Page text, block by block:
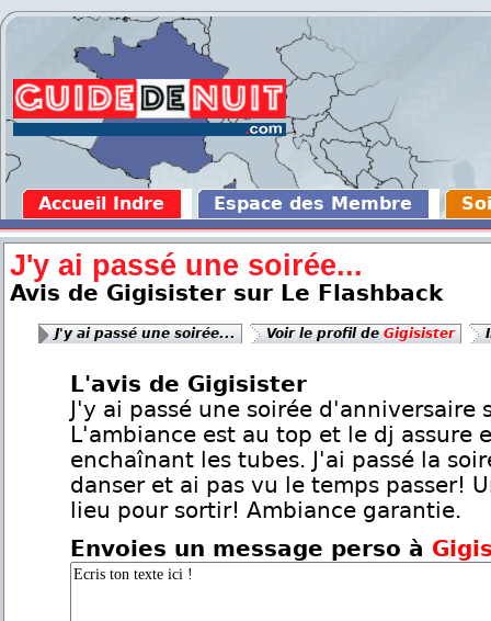
Accueil Indre Espace des Membre
J'y ai passé une soirée...
Avis de Gigisister sur Le Flashback
J'y ai passé une soirée... Voir le profil de Gigisister
L'avis de Gigisister
J'y ai passé une soirée d'anniversaire
L'ambiance est au top et le dj assure
enchaînant les tubes. J'ai passé la
danser et ai pas vu le temps passer!
lieu pour sortir! Ambiance garantie.
Envoies un message perso à